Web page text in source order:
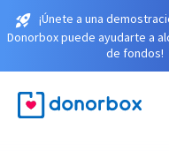
¡Únete a una
Donorbox puede ayudarte a
de fondos!